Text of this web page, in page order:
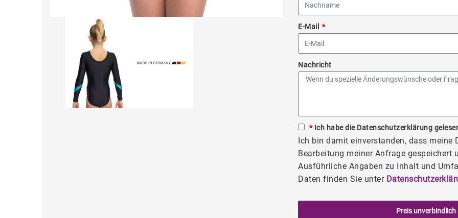
E-Mail
Nachricht
*Ich habe die Datenschutzerklärung
Ich bin damit einverstanden, dass meine
Bearbeitung meiner Anfrage gespeichert
Ausführliche Angaben zu Inhalt und
Daten finden Sie unter
Preis